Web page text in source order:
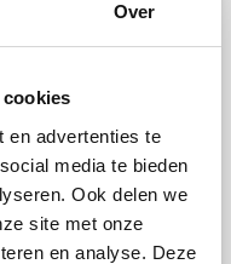
Over
en advertenties te
media te bieden
Ook delen we
site met onze
en analyse. Deze
debietmeter.
debietmeter.